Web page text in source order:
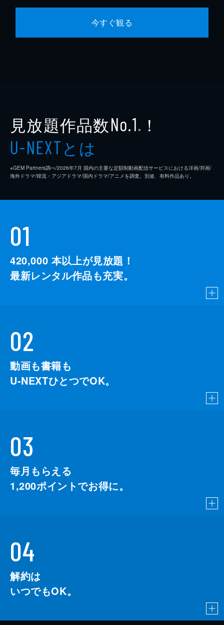
今すぐ観る
見放題作品数No.1 ※ ！
U-NEXTとは
※GEM Partners調べ/2026年7⽉ 国内の主要な定額制動画配信サービスにおける洋画/邦画/
海外ドラマ/韓流・アジアドラマ/国内ドラマ/アニメを調査。別途、有料作品あり。
01
420,000 本以上が見放題！
最新レンタル作品も充実。
02
動画も書籍も
U-NEXTひとつでOK。
03
毎月もらえる
1,200ポイントでお得に。
04
解約は
いつでもOK。